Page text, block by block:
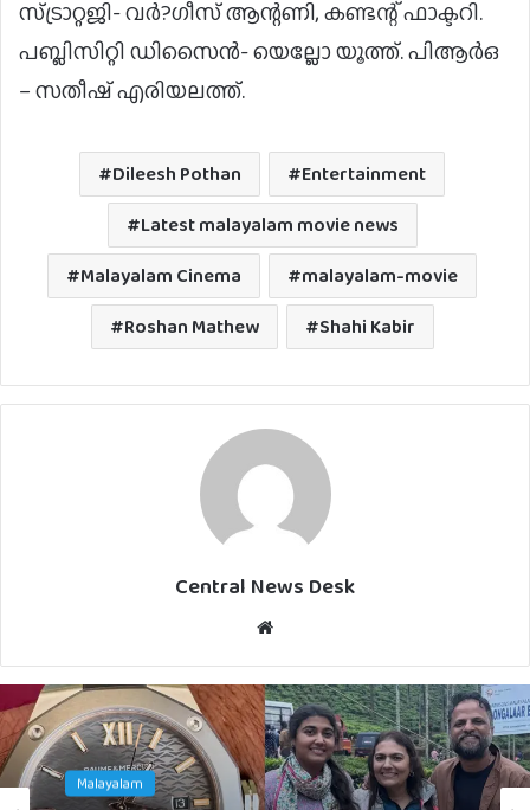
സ്ട്രാറ്റജി- വർ?ഗീസ് ആന്റണി, കണ്ടന്റ് ഫാക്ടറി.
പബ്ലിസിറ്റി ഡിസൈൻ- യെല്ലോ യൂത്ത്. പിആർഒ
– സതീഷ് എരിയലത്ത്.
Dileesh Pothan
Entertainment
Latest malayalam movie news
Malayalam Cinema
malayalam-movie
Roshan Mathew
Shahi Kabir
Central News Desk
Malayalam